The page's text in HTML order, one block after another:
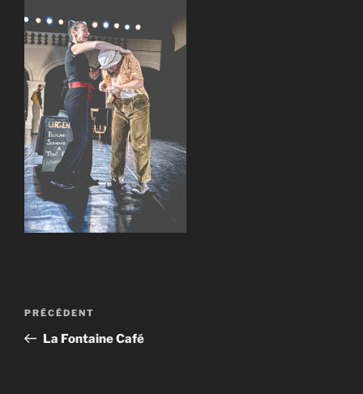
Navigation
l’article
Article
précédent
PRÉCÉDENT
La Fontaine Café